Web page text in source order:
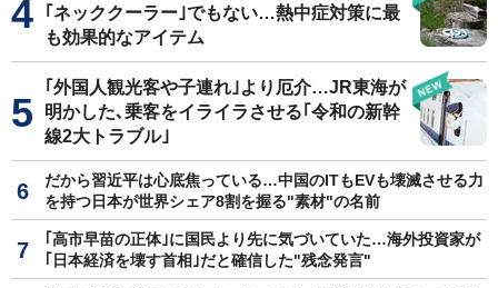
｢ネッククーラー｣でもない…熱中症対策に最
も効果的なアイテム
｢外国人観光客や子連れ｣より厄介…JR東海が
明かした､乗客をイライラさせる｢令和の新幹
線2大トラブル｣
だから習近平は心底焦っている…中国のITもEVも壊滅させる力
を持つ日本が世界シェア8割を握る"素材"の名前
｢高市早苗の正体｣に国民より先に気づいていた…海外投資家が
｢日本経済を壊す首相｣だと確信した"残念発言"